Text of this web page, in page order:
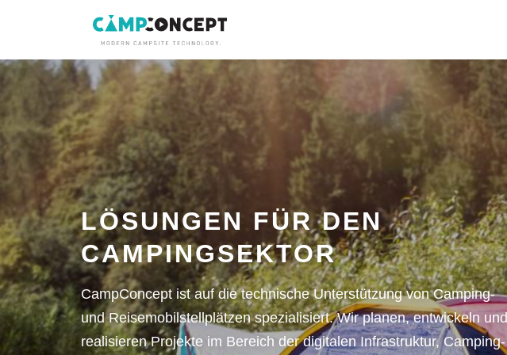
LÖSUNGEN FÜR DEN
CAMPINGSEKTOR
CampConcept ist auf die technische Unterstützung von Camping-
und Reisemobilstellplätzen spezialisiert. Wir planen, entwickeln und
realisieren Projekte im Bereich der digitalen Infrastruktur, Camping-